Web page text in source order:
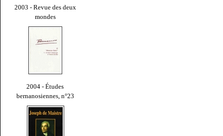
2003 - Revue des deux
mondes
2004 - Études
bernanosiennes, n°23